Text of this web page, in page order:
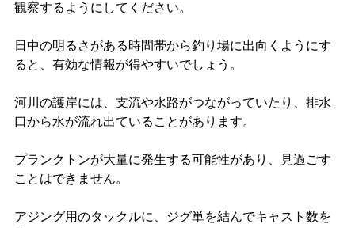
観察するようにしてください。
日中の明るさがある時間帯から釣り場に出向くようにす
ると、有効な情報が得やすいでしょう。
河川の護岸には、支流や水路がつながっていたり、排水
口から水が流れ出ていることがあります。
プランクトンが大量に発生する可能性があり、見過ごす
ことはできません。
アジング用のタックルに、ジグ単を結んでキャスト数を